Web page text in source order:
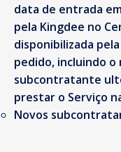
data de entrada
pela Kingdee no
disponibilizada
pedido, incluindo o
subcontratante
prestar o Serviço
Novos